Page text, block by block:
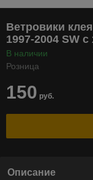
Ветровики
1997-2004 SW
В наличии
Розница
150 руб.
Описание